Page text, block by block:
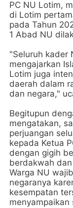
PC NU Lotim,
di Lotim
pada Tahun
1 Abad NU
"Seluruh kader
mengajarkan
Lotim juga
daerah dalam
dan negara,"
Begitupun
mengatakan,
perjuangan
kepada Ketua
dengan gigih
berdakwah
Warga NU
negaranya
kesempatan
menyampaikan